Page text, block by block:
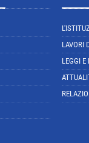
LAVORI
LEGGI E